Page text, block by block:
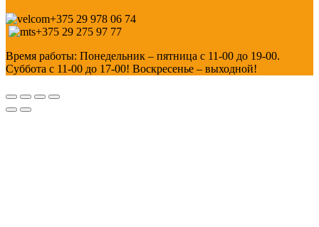
+375 29 978 06 74
+375 29 275 97 77
Время работы: Понедельник – пятница с 11-00 до 19-00.
Суббота с 11-00 до 17-00! Воскресенье – выходной!